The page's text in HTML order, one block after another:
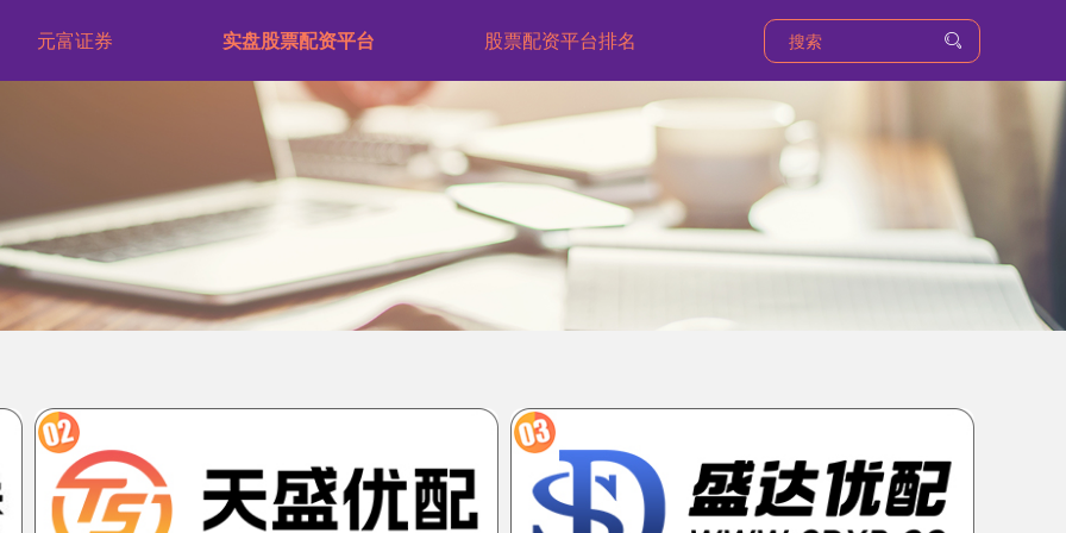
元富证券 实盘股票配资平台 股票配资平台排名